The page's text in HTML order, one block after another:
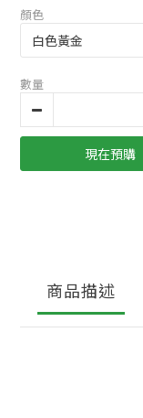
顏色
數量
現在預購
商品描述